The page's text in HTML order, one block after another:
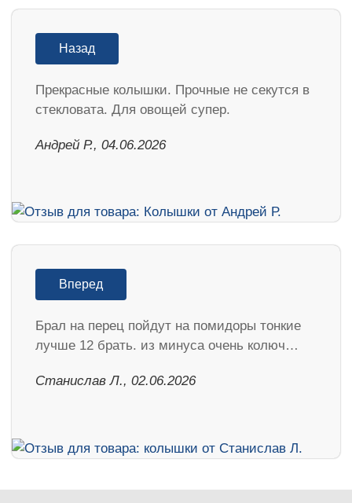
Назад
Прекрасные колышки. Прочные не секутся в
стекловата. Для овощей супер.
Андрей Р., 04.06.2026
Вперед
Брал на перец пойдут на помидоры тонкие
лучше 12 брать. из минуса очень колюч…
Станислав Л., 02.06.2026